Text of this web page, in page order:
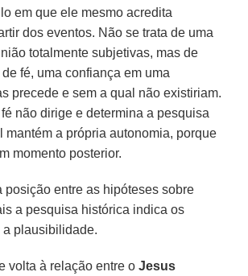
em que ele mesmo acredita
dos eventos. Não se trata de uma
totalmente subjetivas, mas de
fé, uma confiança em uma
precede e sem a qual não existiriam.
não dirige e determina a pesquisa
mantém a própria autonomia, porque
momento posterior.
posição entre as hipóteses sobre
a pesquisa histórica indica os
a plausibilidade.
volta à relação entre oJesus